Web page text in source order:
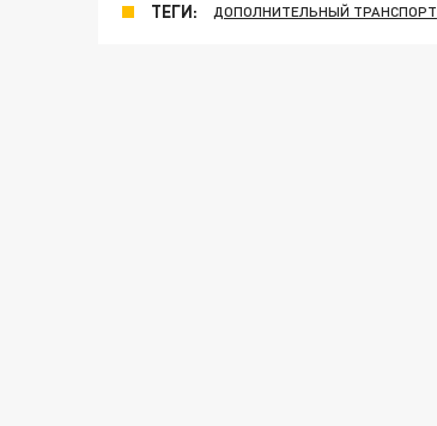
ТЕГИ: ДОПОЛНИТЕЛЬНЫЙ ТРАНСПОРТ